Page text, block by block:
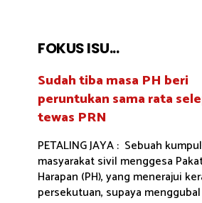
FOKUS ISU...
Sudah tiba masa PH beri
peruntukan sama rata
tewas PRN
PETALING JAYA : Sebuah
masyarakat sivil menggesa
Harapan (PH), yang menerajui
persekutuan, supaya